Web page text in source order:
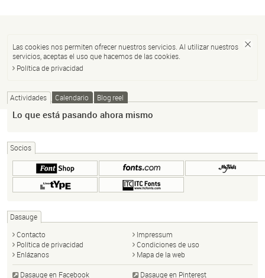
Las cookies nos permiten ofrecer nuestros servicios. Al utilizar nuestros
servicios, aceptas el uso que hacemos de las cookies.
Política de privacidad
Actividades Calendario Blog reel
Lo que está pasando ahora mismo
Socios
Dasauge
Contacto
Impressum
Política de privacidad
Condiciones de uso
Enlázanos
Mapa de la web
Dasauge en Facebook Dasauge en Pinterest